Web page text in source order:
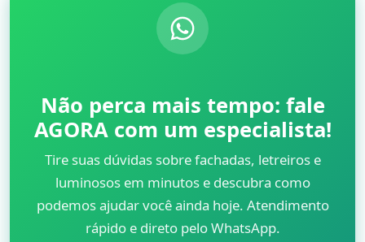
Não perca mais tempo: fale
AGORA com um especialista!
Tire suas dúvidas sobre fachadas, letreiros e
luminosos em minutos e descubra como
podemos ajudar você ainda hoje. Atendimento
rápido e direto pelo WhatsApp.